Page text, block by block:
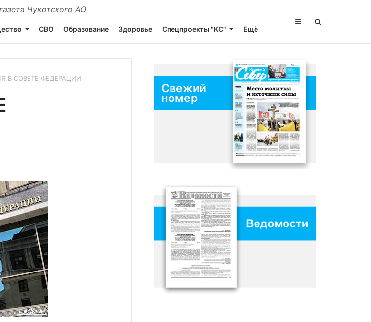
Чукотского АО
СВО Образование Здоровье Спецпроекты "КС" Ещё
В СОВЕТЕ ФЕДЕРАЦИИ
Свежий
номер